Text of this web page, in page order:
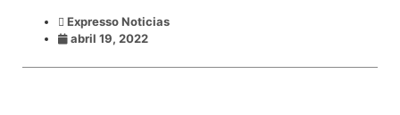
Expresso Noticias
abril 19, 2022